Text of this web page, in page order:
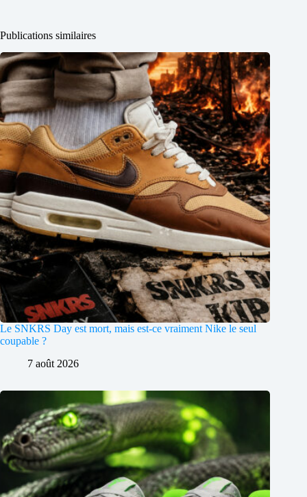
Publications similaires
Le SNKRS Day est mort, mais est-ce vraiment Nike le seul
coupable ?
7 août 2026